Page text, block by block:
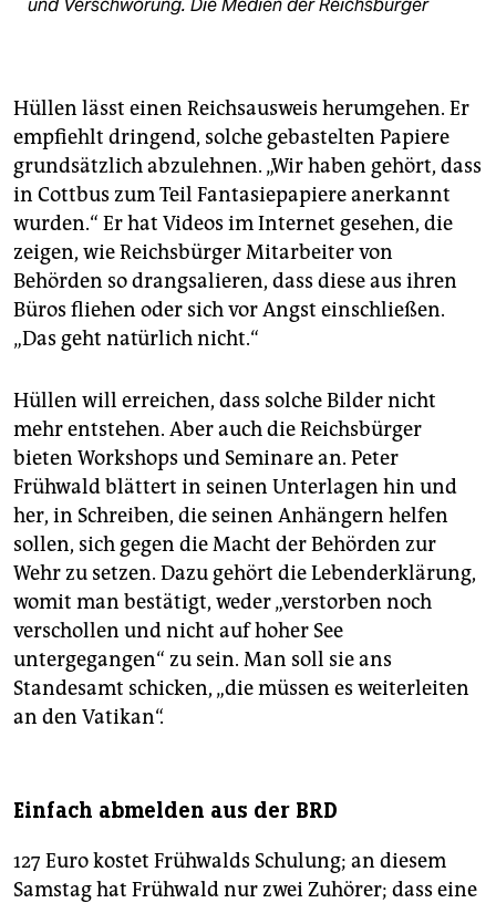
Hüllen lässt einen Reichsausweis herumgehen. Er
empfiehlt dringend, solche gebastelten Papiere
grundsätzlich abzulehnen. „Wir haben gehört, dass
in Cottbus zum Teil Fantasiepapiere anerkannt
wurden.“ Er hat Videos im Internet gesehen, die
zeigen, wie Reichsbürger Mitarbeiter von
Behörden so drangsalieren, dass diese aus ihren
Büros fliehen oder sich vor Angst einschließen.
„Das geht natürlich nicht.“
Hüllen will erreichen, dass solche Bilder nicht
mehr entstehen. Aber auch die Reichsbürger
bieten Workshops und Seminare an. Peter
Frühwald blättert in seinen Unterlagen hin und
her, in Schreiben, die seinen Anhängern helfen
sollen, sich gegen die Macht der Behörden zur
Wehr zu setzen. Dazu gehört die Lebenderklärung,
womit man bestätigt, weder „verstorben noch
verschollen und nicht auf hoher See
untergegangen“ zu sein. Man soll sie ans
Standesamt schicken, „die müssen es weiterleiten
an den Vatikan“.
Einfach abmelden aus der BRD
127 Euro kostet Frühwalds Schulung; an diesem
Samstag hat Frühwald nur zwei Zuhörer; dass eine